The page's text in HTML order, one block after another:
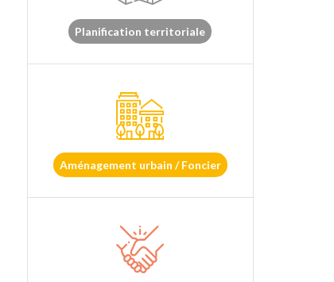
Planification territoriale
Aménagement urbain / Foncier